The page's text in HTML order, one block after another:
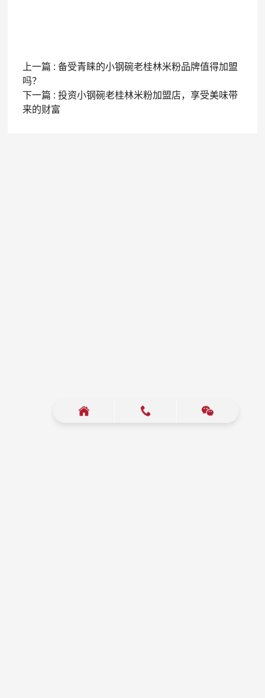
上一篇 : 备受青睐的小钢碗老桂林米粉品牌值得加盟
吗？
下一篇 : 投资小钢碗老桂林米粉加盟店，享受美味带
来的财富